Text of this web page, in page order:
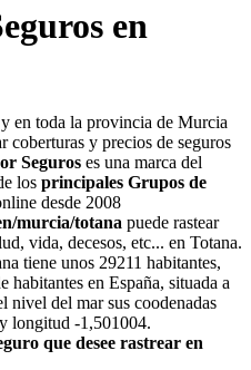
en
en toda la provincia de Murcia
coberturas y precios de seguros
Seguros es una marca del
los principales Grupos de
desde 2008
murcia/totana puede rastear
vida, decesos, etc... en Totana.
tiene unos 29211 habitantes,
habitantes en España, situada a
nivel del mar sus coodenadas
longitud -1,501004.
que desee rastrear en